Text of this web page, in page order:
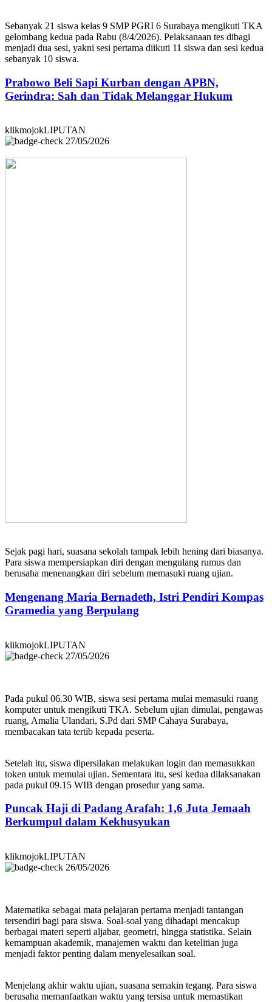
Sebanyak 21 siswa kelas 9 SMP PGRI 6 Surabaya mengikuti TKA
gelombang kedua pada Rabu (8/4/2026). Pelaksanaan tes dibagi
menjadi dua sesi, yakni sesi pertama diikuti 11 siswa dan sesi kedua
sebanyak 10 siswa.
Prabowo Beli Sapi Kurban dengan APBN,
Gerindra: Sah dan Tidak Melanggar Hukum
klikmojokLIPUTAN
27/05/2026
Sejak pagi hari, suasana sekolah tampak lebih hening dari biasanya.
Para siswa mempersiapkan diri dengan mengulang rumus dan
berusaha menenangkan diri sebelum memasuki ruang ujian.
Mengenang Maria Bernadeth, Istri Pendiri Kompas
Gramedia yang Berpulang
klikmojokLIPUTAN
27/05/2026
Pada pukul 06.30 WIB, siswa sesi pertama mulai memasuki ruang
komputer untuk mengikuti TKA. Sebelum ujian dimulai, pengawas
ruang, Amalia Ulandari, S.Pd dari SMP Cahaya Surabaya,
membacakan tata tertib kepada peserta.
Setelah itu, siswa dipersilakan melakukan login dan memasukkan
token untuk memulai ujian. Sementara itu, sesi kedua dilaksanakan
pada pukul 09.15 WIB dengan prosedur yang sama.
Puncak Haji di Padang Arafah: 1,6 Juta Jemaah
Berkumpul dalam Kekhusyukan
klikmojokLIPUTAN
26/05/2026
Matematika sebagai mata pelajaran pertama menjadi tantangan
tersendiri bagi para siswa. Soal-soal yang dihadapi mencakup
berbagai materi seperti aljabar, geometri, hingga statistika. Selain
kemampuan akademik, manajemen waktu dan ketelitian juga
menjadi faktor penting dalam menyelesaikan soal.
Menjelang akhir waktu ujian, suasana semakin tegang. Para siswa
berusaha memanfaatkan waktu yang tersisa untuk memastikan